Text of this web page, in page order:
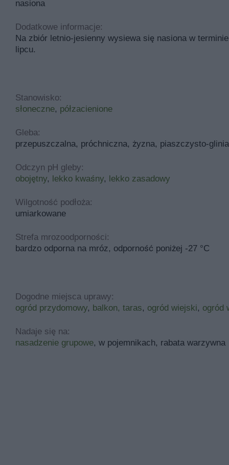
nasiona
Dodatkowe informacje:
Na zbiór letnio-jesienny wysiewa się nasiona w
lipcu.
Stanowisko:
słoneczne, półzacienione
Gleba:
przepuszczalna, próchniczna, żyzna, piaszczysto-
Odczyn pH gleby:
obojętny, lekko kwaśny, lekko zasadowy
Wilgotność podłoża:
umiarkowane
Strefa mrozoodporności:
bardzo odporna na mróz, odporność poniżej -27 °C
Dogodne miejsca uprawy:
ogród przydomowy, balkon, taras, ogród wiejski, ogród
Nadaje się na:
nasadzenie grupowe, w pojemnikach, rabata warzywna